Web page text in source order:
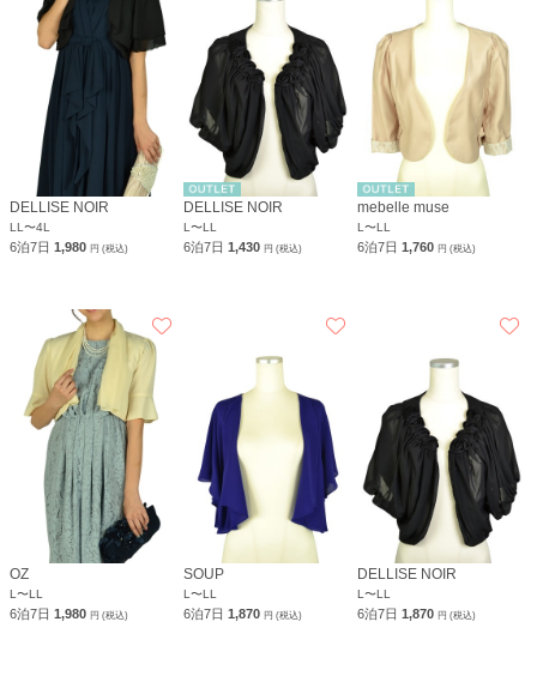
DELLISE NOIR
LL〜4L
6泊7日 1,980 円 (税込)
DELLISE NOIR
L〜LL
6泊7日1,430円 (税込)
mebelle muse
L〜LL
6泊7日1,760円 (税込)
OZ
L〜LL
6泊7日 1,980 円 (税込)
SOUP
L〜LL
6泊7日1,870円 (税込)
DELLISE NOIR
L〜LL
6泊7日1,870円 (税込)